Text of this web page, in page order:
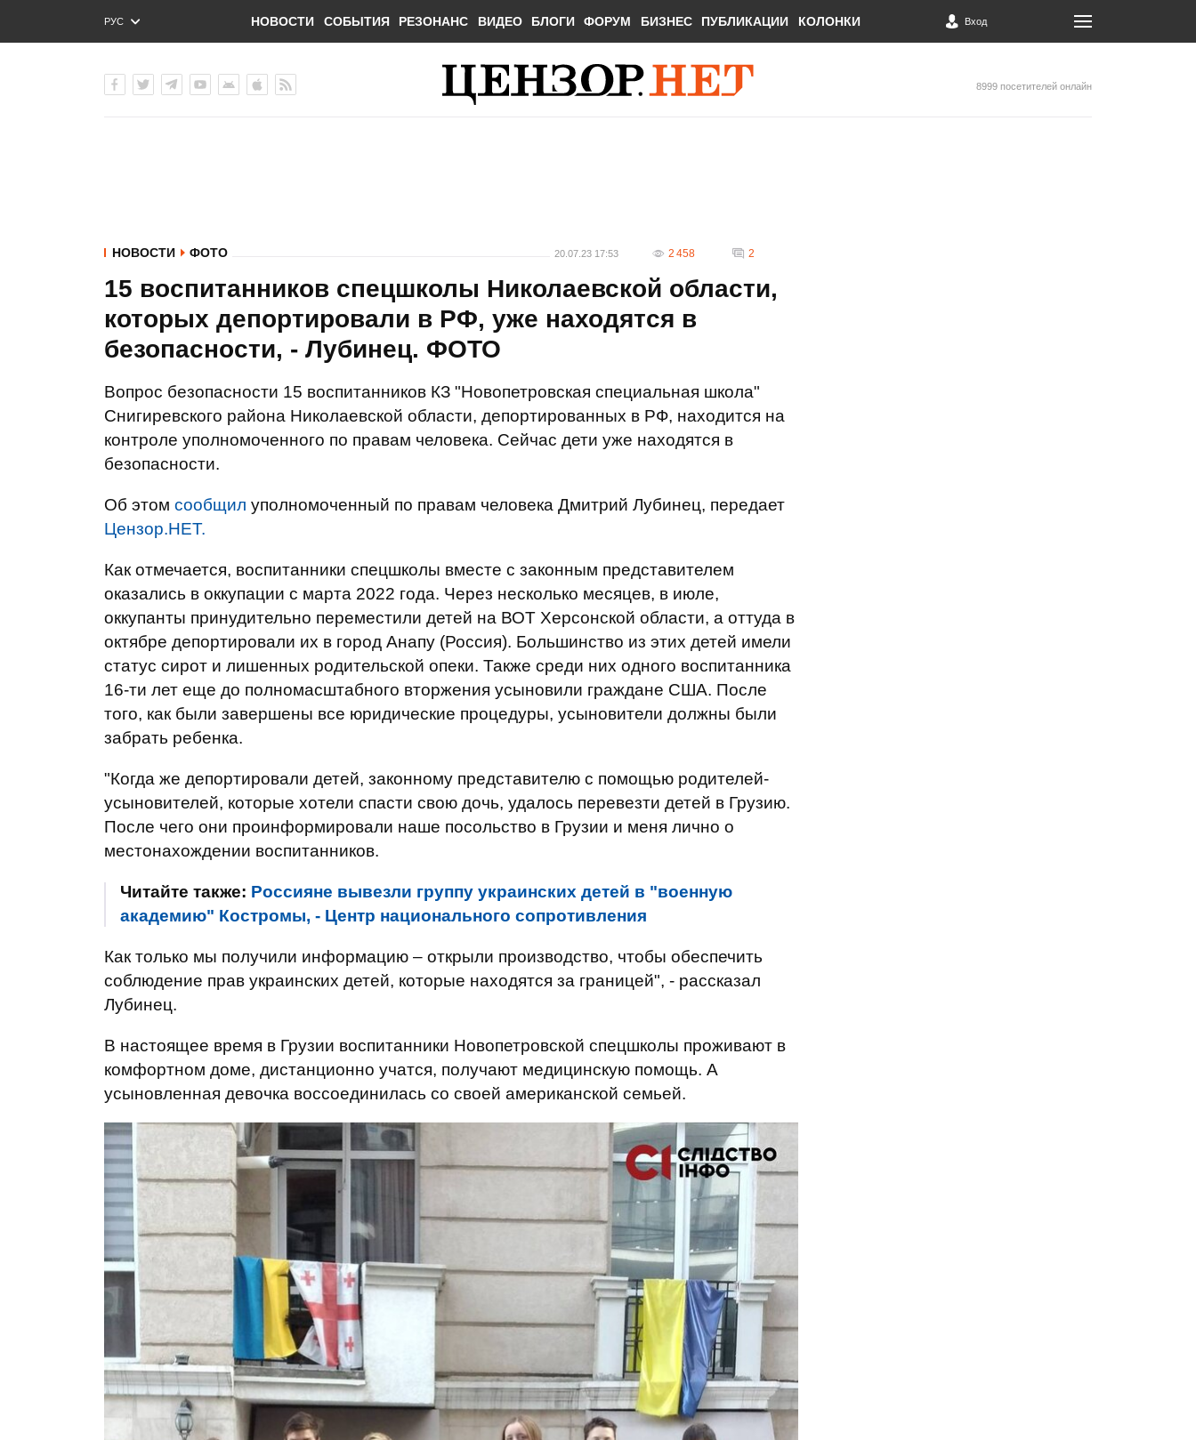
РУС
ENG
НОВОСТИ СОБЫТИЯ РЕЗОНАНС ВИДЕО БЛОГИ ФОРУМ БИЗНЕС ПУБЛИКАЦИИ КОЛОНКИ Вход
8999 посетителей онлайн
НОВОСТИ ФОТО 20.07.23 17:53 2 458 2
15 воспитанников спецшколы Николаевской области,
которых депортировали в РФ, уже находятся в
безопасности, - Лубинец. ФОТО
Вопрос безопасности 15 воспитанников КЗ "Новопетровская специальная школа"
Снигиревского района Николаевской области, депортированных в РФ, находится на
контроле уполномоченного по правам человека. Сейчас дети уже находятся в
безопасности.
Об этом сообщил уполномоченный по правам человека Дмитрий Лубинец, передает
Цензор.НЕТ.
Как отмечается, воспитанники спецшколы вместе с законным представителем
оказались в оккупации с марта 2022 года. Через несколько месяцев, в июле,
оккупанты принудительно переместили детей на ВОТ Херсонской области, а оттуда в
октябре депортировали их в город Анапу (Россия). Большинство из этих детей имели
статус сирот и лишенных родительской опеки. Также среди них одного воспитанника
16-ти лет еще до полномасштабного вторжения усыновили граждане США. После
того, как были завершены все юридические процедуры, усыновители должны были
забрать ребенка.
"Когда же депортировали детей, законному представителю с помощью родителей-
усыновителей, которые хотели спасти свою дочь, удалось перевезти детей в Грузию.
После чего они проинформировали наше посольство в Грузии и меня лично о
местонахождении воспитанников.
Читайте также: Россияне вывезли группу украинских детей в "военную
академию" Костромы, - Центр национального сопротивления
Как только мы получили информацию – открыли производство, чтобы обеспечить
соблюдение прав украинских детей, которые находятся за границей", - рассказал
Лубинец.
В настоящее время в Грузии воспитанники Новопетровской спецшколы проживают в
комфортном доме, дистанционно учатся, получают медицинскую помощь. А
усыновленная девочка воссоединилась со своей американской семьей.